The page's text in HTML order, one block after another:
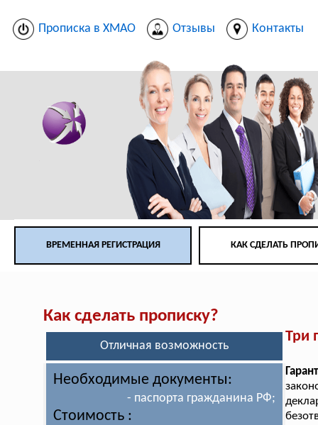
Прописка в ХМАО Отзывы Контакты
ВРЕМЕННАЯ РЕГИСТРАЦИЯ КАК СДЕЛАТЬ
Как сделать прописку?
Отличная возможность
Необходимые документы:
- паспорта гражданина РФ;
Стоимость :
Три